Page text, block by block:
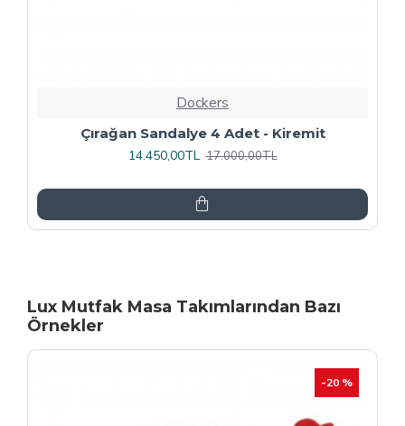
Dockers
Rozhet Sandalye (Kromnikel) (4 Adet
Fiyatıdır) - Kahve
Lux Mutfak Masa Takımlarından Bazı
Örnekler
-20 %